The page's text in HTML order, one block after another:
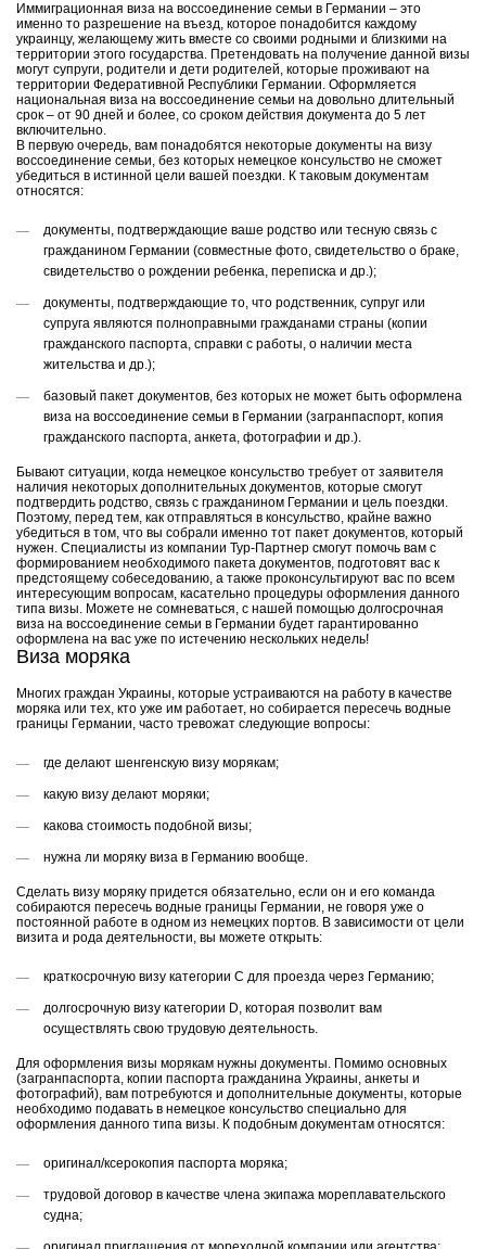
Иммиграционная виза на воссоединение семьи в Германии – это
именно то разрешение на въезд, которое понадобится каждому
украинцу, желающему жить вместе со своими родными и близкими на
территории этого государства. Претендовать на получение данной визы
могут супруги, родители и дети родителей, которые проживают на
территории Федеративной Республики Германии. Оформляется
национальная виза на воссоединение семьи на довольно длительный
срок – от 90 дней и более, со сроком действия документа до 5 лет
включительно.
В первую очередь, вам понадобятся некоторые документы на визу
воссоединение семьи, без которых немецкое консульство не сможет
убедиться в истинной цели вашей поездки. К таковым документам
относятся:
документы, подтверждающие ваше родство или тесную связь с
гражданином Германии (совместные фото, свидетельство о браке,
свидетельство о рождении ребенка, переписка и др.);
документы, подтверждающие то, что родственник, супруг или
супруга являются полноправными гражданами страны (копии
гражданского паспорта, справки с работы, о наличии места
жительства и др.);
базовый пакет документов, без которых не может быть оформлена
виза на воссоединение семьи в Германии (загранпаспорт, копия
гражданского паспорта, анкета, фотографии и др.).
Бывают ситуации, когда немецкое консульство требует от заявителя
наличия некоторых дополнительных документов, которые смогут
подтвердить родство, связь с гражданином Германии и цель поездки.
Поэтому, перед тем, как отправляться в консульство, крайне важно
убедиться в том, что вы собрали именно тот пакет документов, который
нужен. Специалисты из компании Тур-Партнер смогут помочь вам с
формированием необходимого пакета документов, подготовят вас к
предстоящему собеседованию, а также проконсультируют вас по всем
интересующим вопросам, касательно процедуры оформления данного
типа визы. Можете не сомневаться, с нашей помощью долгосрочная
виза на воссоединение семьи в Германии будет гарантированно
оформлена на вас уже по истечению нескольких недель!
Виза моряка
Многих граждан Украины, которые устраиваются на работу в качестве
моряка или тех, кто уже им работает, но собирается пересечь водные
границы Германии, часто тревожат следующие вопросы:
где делают шенгенскую визу морякам;
какую визу делают моряки;
какова стоимость подобной визы;
нужна ли моряку виза в Германию вообще.
Сделать визу моряку придется обязательно, если он и его команда
собираются пересечь водные границы Германии, не говоря уже о
постоянной работе в одном из немецких портов. В зависимости от цели
визита и рода деятельности, вы можете открыть:
краткосрочную визу категории C для проезда через Германию;
долгосрочную визу категории D, которая позволит вам
осуществлять свою трудовую деятельность.
Для оформления визы морякам нужны документы. Помимо основных
(загранпаспорта, копии паспорта гражданина Украины, анкеты и
фотографий), вам потребуются и дополнительные документы, которые
необходимо подавать в немецкое консульство специально для
оформления данного типа визы. К подобным документам относятся:
оригинал/ксерокопия паспорта моряка;
трудовой договор в качестве члена экипажа мореплавательского
судна;